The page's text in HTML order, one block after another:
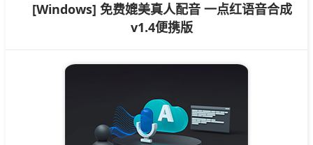
[Windows] 免费媲美真人配音 一点红语音合成
v1.4便携版